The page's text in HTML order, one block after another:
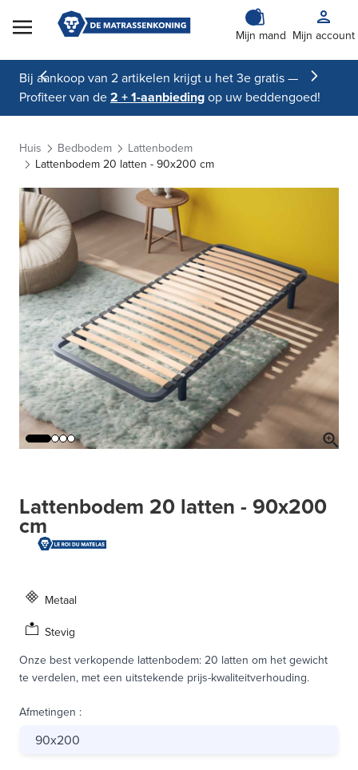
Skip to Content
Mijn mand Mijn account
Bij aankoop van 2 artikelen krijgt u het 3e gratis —
Profiteer van de2 + 1-aanbiedingop uw beddengoed!
Huis Bedbodem
Lattenbodem
Lattenbodem 20 latten - 90x200 cm
Lattenbodem 20 latten - 90x200
cm
Metaal
Stevig
Onze best verkopende lattenbodem: 20 latten om het gewicht
te verdelen, met een uitstekende prijs-kwaliteitverhouding.
Afmetingen :
90x200